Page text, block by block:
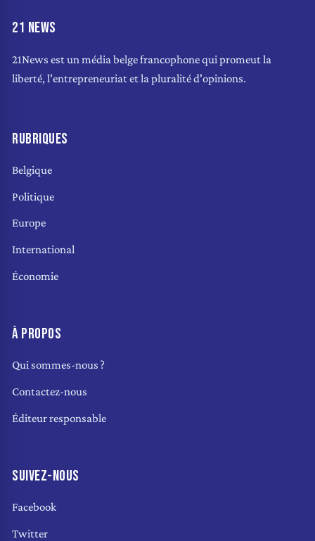
21 NEWS
21News est un média belge francophone qui promeut la
liberté, l'entrepreneuriat et la pluralité d'opinions.
RUBRIQUES
Belgique
Politique
Europe
International
Économie
À PROPOS
Qui sommes-nous ?
Contactez-nous
Éditeur responsable
SUIVEZ-NOUS
Facebook
Twitter